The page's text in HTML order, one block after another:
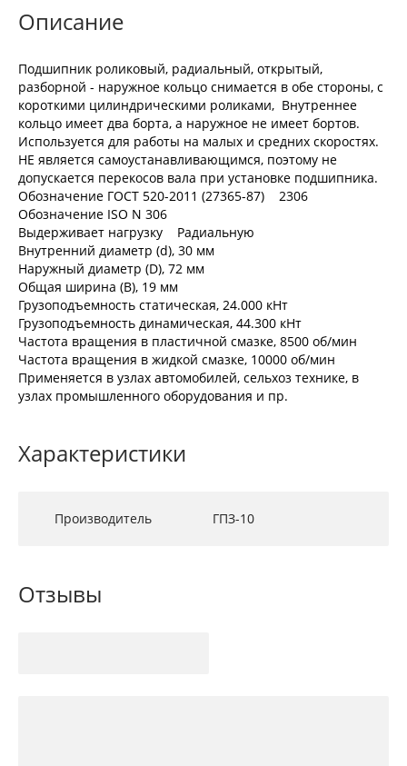
Описание
Подшипник роликовый, радиальный, открытый,
разборной - наружное кольцо снимается в обе стороны, с
короткими цилиндрическими роликами, Внутреннее
кольцо имеет два борта, а наружное не имеет бортов.
Используется для работы на малых и средних скоростях.
НЕ является самоустанавливающимся, поэтому не
допускается перекосов вала при установке подшипника.
Обозначение ГОСТ 520-2011 (27365-87) 2306
Обозначение ISO N 306
Выдерживает нагрузку Радиальную
Внутренний диаметр (d), 30 мм
Наружный диаметр (D), 72 мм
Общая ширина (B), 19 мм
Грузоподъемность статическая, 24.000 кНт
Грузоподъемность динамическая, 44.300 кНт
Частота вращения в пластичной смазке, 8500 об/мин
Частота вращения в жидкой смазке, 10000 об/мин
Применяется в узлах автомобилей, сельхоз технике, в
узлах промышленного оборудования и пр.
Характеристики
Производитель ГПЗ-10
Отзывы